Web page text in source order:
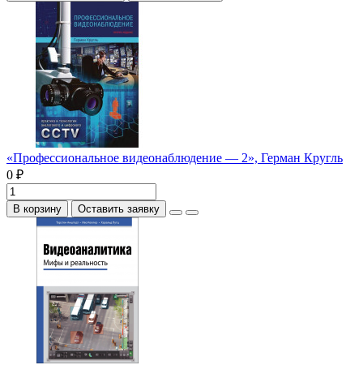
«Профессиональное видеонаблюдение — 2», Герман Кругль
0 ₽
В корзину Оставить заявку